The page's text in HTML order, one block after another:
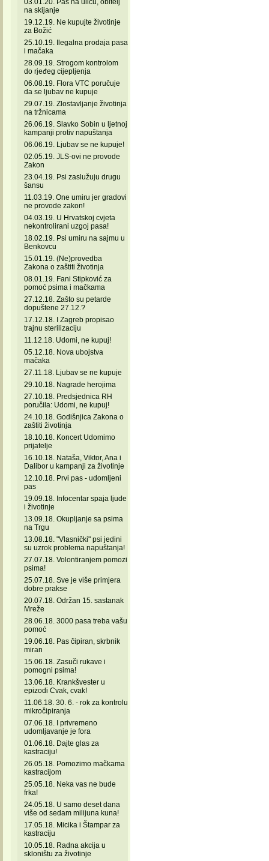
03.01.20. Pas na ulicu, obitelj
na skijanje
19.12.19. Ne kupujte životinje
za Božić
25.10.19. Ilegalna prodaja pasa
i mačaka
28.09.19. Strogom kontrolom
do rjeđeg cijepljenja
06.08.19. Flora VTC poručuje
da se ljubav ne kupuje
29.07.19. Zlostavljanje životinja
na tržnicama
26.06.19. Slavko Sobin u ljetnoj
kampanji protiv napuštanja
06.06.19. Ljubav se ne kupuje!
02.05.19. JLS-ovi ne provode
Zakon
23.04.19. Psi zaslužuju drugu
šansu
11.03.19. One umiru jer gradovi
ne provode zakon!
04.03.19. U Hrvatskoj cvjeta
nekontrolirani uzgoj pasa!
18.02.19. Psi umiru na sajmu u
Benkovcu
15.01.19. (Ne)provedba
Zakona o zaštiti životinja
08.01.19. Fani Stipković za
pomoć psima i mačkama
27.12.18. Zašto su petarde
dopuštene 27.12.?
17.12.18. I Zagreb propisao
trajnu sterilizaciju
11.12.18. Udomi, ne kupuj!
05.12.18. Nova ubojstva
mačaka
27.11.18. Ljubav se ne kupuje
29.10.18. Nagrade herojima
27.10.18. Predsjednica RH
poručila: Udomi, ne kupuj!
24.10.18. Godišnjica Zakona o
zaštiti životinja
18.10.18. Koncert Udomimo
prijatelje
16.10.18. Nataša, Viktor, Ana i
Dalibor u kampanji za životinje
12.10.18. Prvi pas - udomljeni
pas
19.09.18. Infocentar spaja ljude
i životinje
13.09.18. Okupljanje sa psima
na Trgu
13.08.18. "Vlasnički" psi jedini
su uzrok problema napuštanja!
27.07.18. Volontiranjem pomozi
psima!
25.07.18. Sve je više primjera
dobre prakse
20.07.18. Održan 15. sastanak
Mreže
28.06.18. 3000 pasa treba vašu
pomoć
19.06.18. Pas čipiran, skrbnik
miran
15.06.18. Zasuči rukave i
pomogni psima!
13.06.18. Krankšvester u
epizodi Cvak, cvak!
11.06.18. 30. 6. - rok za kontrolu
mikročipiranja
07.06.18. I privremeno
udomljavanje je fora
01.06.18. Dajte glas za
kastraciju!
26.05.18. Pomozimo mačkama
kastracijom
25.05.18. Neka vas ne bude
frka!
24.05.18. U samo deset dana
više od sedam milijuna kuna!
17.05.18. Micika i Štampar za
kastraciju
10.05.18. Radna akcija u
skloništu za životinje